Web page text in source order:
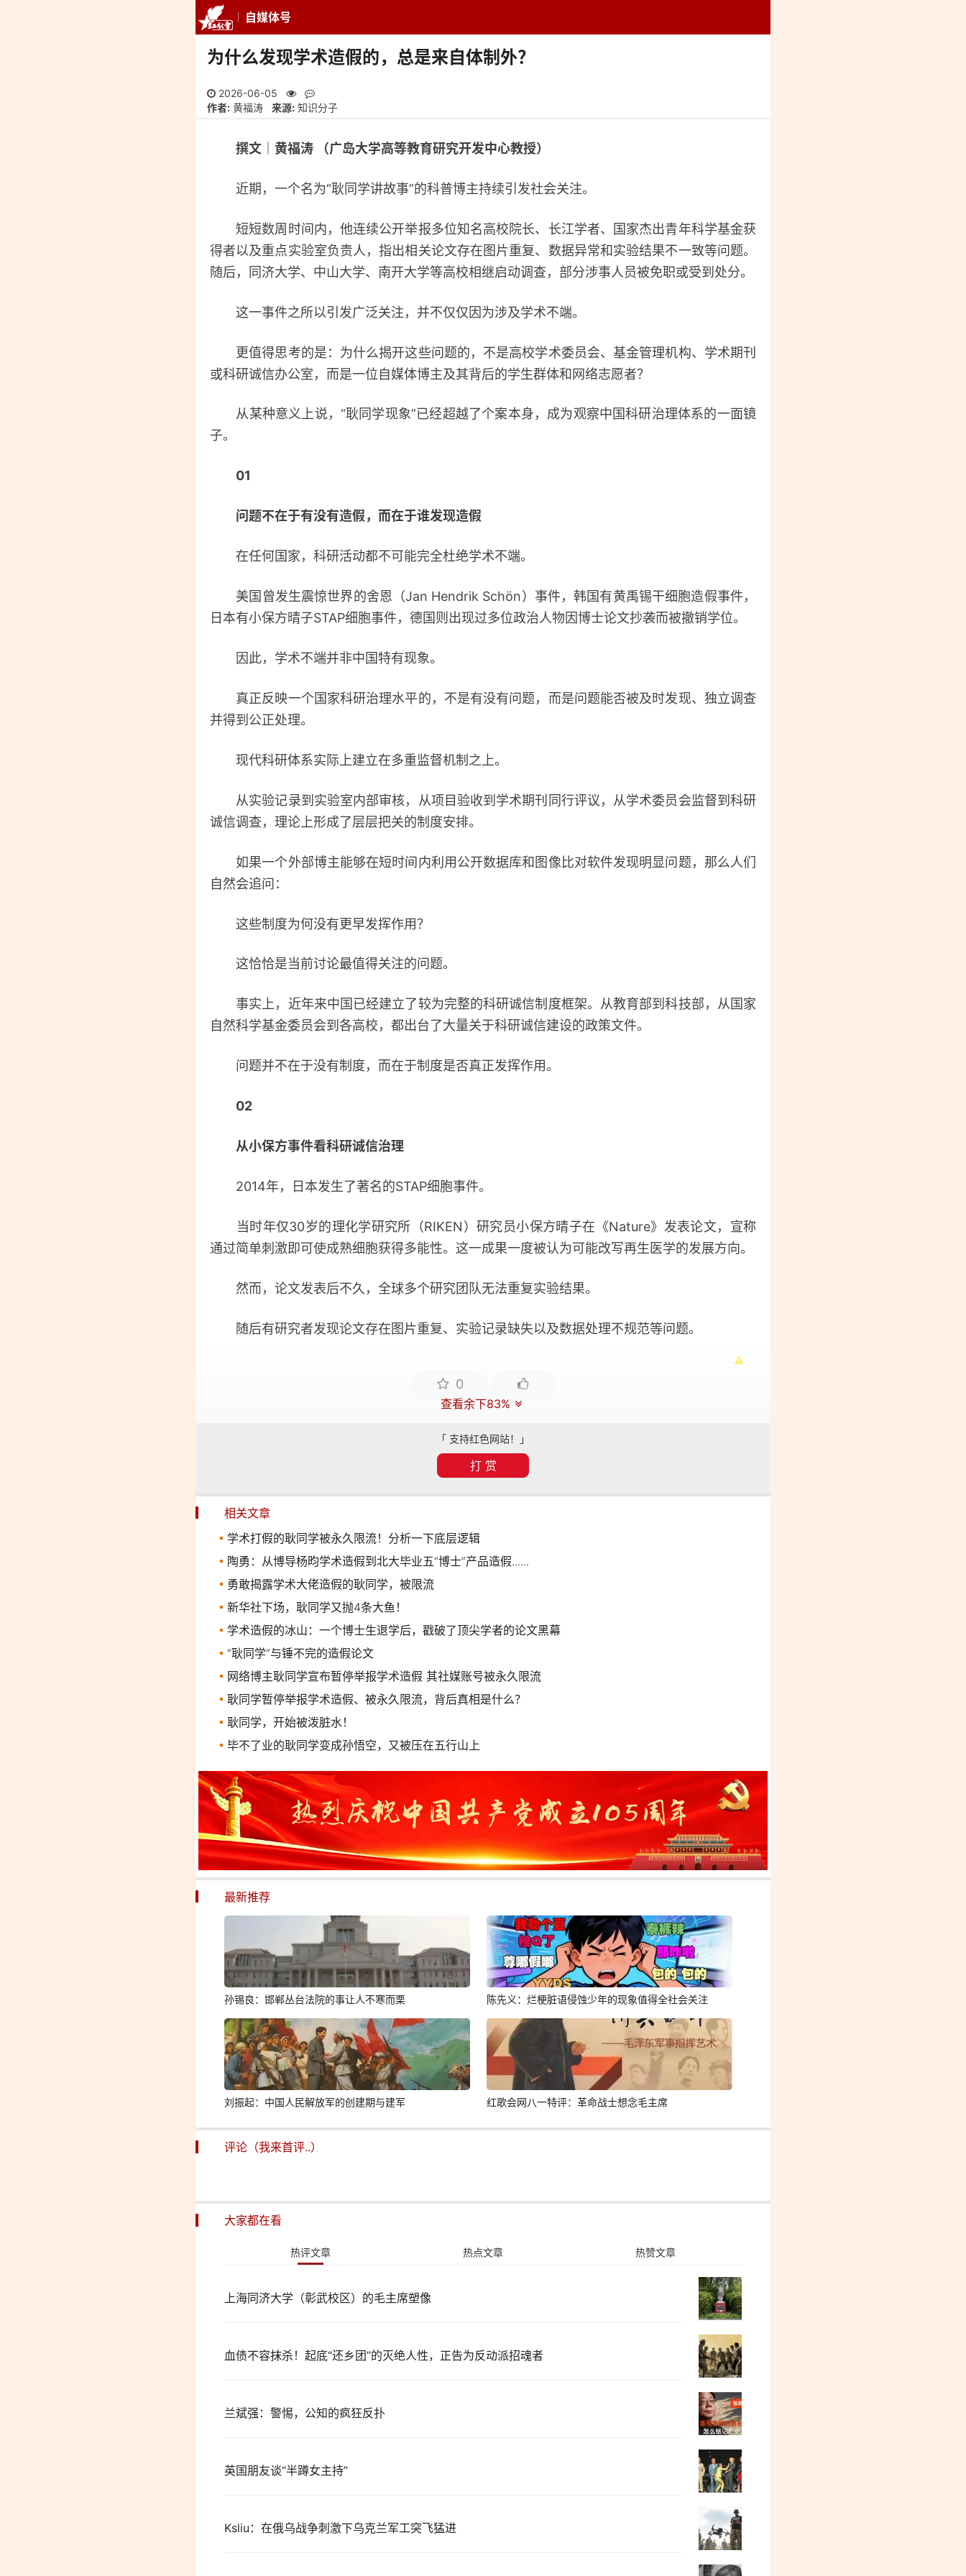
自媒体号
推荐 最新 专题中心 学者专栏 排行榜 周刊
为什么发现学术造假的，总是来自体制外？
2026-06-05
作者: 黄福涛 来源: 知识分子
撰文｜黄福涛 （广岛大学高等教育研究开发中心教授）‍
近期，一个名为“耿同学讲故事”的科普博主持续引发社会关注。
短短数周时间内，他连续公开举报多位知名高校院长、长江学者、国家杰出青年科学基金获
得者以及重点实验室负责人，指出相关论文存在图片重复、数据异常和实验结果不一致等问题。
随后，同济大学、中山大学、南开大学等高校相继启动调查，部分涉事人员被免职或受到处分。
这一事件之所以引发广泛关注，并不仅仅因为涉及学术不端。
更值得思考的是：为什么揭开这些问题的，不是高校学术委员会、基金管理机构、学术期刊
或科研诚信办公室，而是一位自媒体博主及其背后的学生群体和网络志愿者？
从某种意义上说，“耿同学现象”已经超越了个案本身，成为观察中国科研治理体系的一面镜
子。
01
问题不在于有没有造假，而在于谁发现造假
在任何国家，科研活动都不可能完全杜绝学术不端。
美国曾发生震惊世界的舍恩（Jan Hendrik Schön）事件，韩国有黄禹锡干细胞造假事件，
日本有小保方晴子STAP细胞事件，德国则出现过多位政治人物因博士论文抄袭而被撤销学位。
因此，学术不端并非中国特有现象。
真正反映一个国家科研治理水平的，不是有没有问题，而是问题能否被及时发现、独立调查
并得到公正处理。
现代科研体系实际上建立在多重监督机制之上。
从实验记录到实验室内部审核，从项目验收到学术期刊同行评议，从学术委员会监督到科研
诚信调查，理论上形成了层层把关的制度安排。
如果一个外部博主能够在短时间内利用公开数据库和图像比对软件发现明显问题，那么人们
自然会追问：
这些制度为何没有更早发挥作用？
这恰恰是当前讨论最值得关注的问题。
事实上，近年来中国已经建立了较为完整的科研诚信制度框架。从教育部到科技部，从国家
自然科学基金委员会到各高校，都出台了大量关于科研诚信建设的政策文件。
问题并不在于没有制度，而在于制度是否真正发挥作用。
02
从小保方事件看科研诚信治理
2014年，日本发生了著名的STAP细胞事件。
当时年仅30岁的理化学研究所（RIKEN）研究员小保方晴子在《Nature》发表论文，宣称
通过简单刺激即可使成熟细胞获得多能性。这一成果一度被认为可能改写再生医学的发展方向。
然而，论文发表后不久，全球多个研究团队无法重复实验结果。
随后有研究者发现论文存在图片重复、实验记录缺失以及数据处理不规范等问题。
0
查看余下83%
「 支持红色网站！」
打 赏
相关文章
学术打假的耿同学被永久限流！分析一下底层逻辑
陶勇：从博导杨昀学术造假到北大毕业五“博士”产品造假......
勇敢揭露学术大佬造假的耿同学，被限流
新华社下场，耿同学又抛4条大鱼！
学术造假的冰山：一个博士生退学后，戳破了顶尖学者的论文黑幕
“耿同学”与锤不完的造假论文
网络博主耿同学宣布暂停举报学术造假 其社媒账号被永久限流
耿同学暂停举报学术造假、被永久限流，背后真相是什么？
耿同学，开始被泼脏水！
毕不了业的耿同学变成孙悟空，又被压在五行山上
最新推荐
孙锡良：邯郸丛台法院的事让人不寒而栗 陈先义：烂梗脏语侵蚀少年的现象值得全社会关注
刘振起：中国人民解放军的创建期与建军 红歌会网八一特评：革命战士想念毛主席
评论（我来首评..）
大家都在看
热评文章 热点文章 热赞文章
上海同济大学（彰武校区）的毛主席塑像
血债不容抹杀！起底“还乡团”的灭绝人性，正告为反动派招魂者
兰斌强：警惕，公知的疯狂反扑
英国朋友谈“半蹲女主持”
Ksliu：在俄乌战争刺激下乌克兰军工突飞猛进